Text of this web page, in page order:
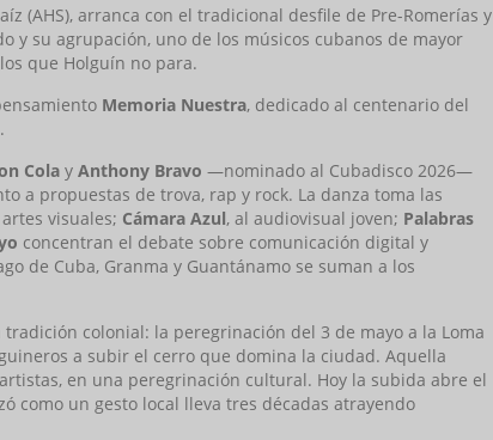
(AHS), arranca con el tradicional desfile de Pre-Romerías y
y su agrupación, uno de los músicos cubanos de mayor
que Holguín no para.
Memoria Nuestra, dedicado al centenario del
Cola y Anthony Bravo —nominado al Cubadisco 2026—
a propuestas de trova, rap y rock. La danza toma las
visuales; Cámara Azul, al audiovisual joven; Palabras
concentran el debate sobre comunicación digital y
de Cuba, Granma y Guantánamo se suman a los
colonial: la peregrinación del 3 de mayo a la Loma
a subir el cerro que domina la ciudad. Aquella
en una peregrinación cultural. Hoy la subida abre el
como un gesto local lleva tres décadas atrayendo